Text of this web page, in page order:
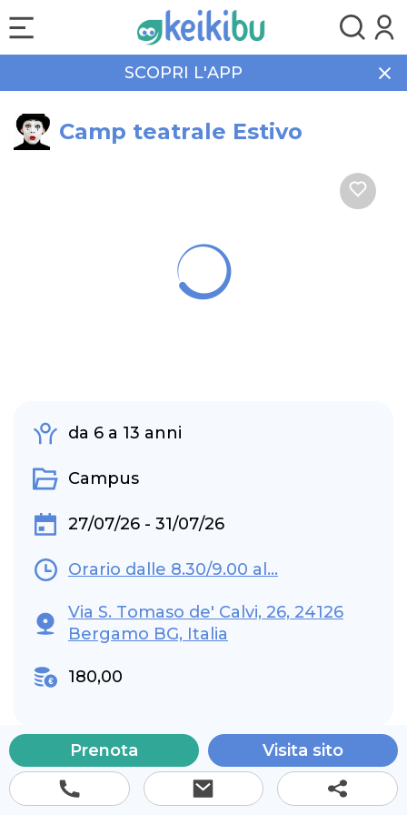
SCOPRI L'APP
Campus Camp teatrale Estivo
Camp teatrale Estivo
da 6 a 13 anni
Campus
27/07/26 - 31/07/26
Orario dalle 8.30/9.00 al...
Via S. Tomaso de' Calvi, 26, 24126
Bergamo BG, Italia
180,00
Questo camp teatrale
“Viaggiare leggendo e
danzando sul mondo“
, si propone di far vivere ai
bambini/ragazzi dei… leggi di più
Prenota Visita sito